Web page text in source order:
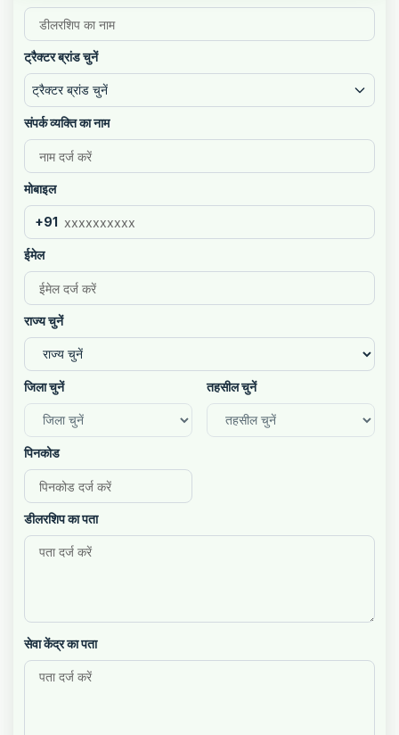
ट्रैक्टर ब्रांड चुनें
ट्रैक्टर ब्रांड चुनें
संपर्क व्यक्ति का नाम
मोबाइल
+91
ईमेल
राज्य चुनें
जिला चुनें तहसील चुनें
पिनकोड
डीलरशिप का पता
सेवा केंद्र का पता